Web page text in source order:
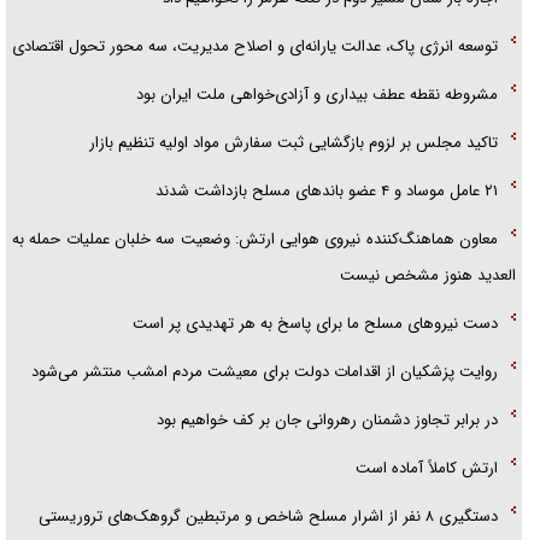
توسعه انرژی پاک، عدالت یارانه‌ای و اصلاح مدیریت، سه محور تحول اقتصادی
مشروطه نقطه عطف بیداری و آزادی‌خواهی ملت ایران بود
تاکید مجلس بر لزوم بازگشایی ثبت سفارش مواد اولیه تنظیم بازار
۲۱ عامل موساد و ۴ عضو باند‌های مسلح بازداشت شدند
معاون هماهنگ‌کننده نیروی هوایی ارتش: وضعیت سه خلبان عملیات حمله به
العدید هنوز مشخص نیست
دست نیرو‌های مسلح ما برای پاسخ به هر تهدیدی پر است
روایت پزشکیان از اقدامات دولت برای معیشت مردم امشب منتشر می‌شود
در برابر تجاوز دشمنان رهروانی جان بر کف خواهیم بود
ارتش کاملاً آماده است
دستگیری ۸ نفر از اشرار مسلح شاخص و مرتبطین گروهک‌های تروریستی